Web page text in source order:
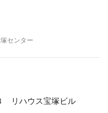
センター
リハウス宝塚ビル